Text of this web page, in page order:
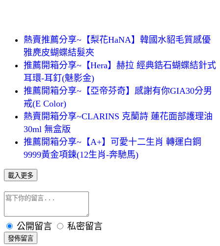
熱賣推薦分享~【梨花HaNA】韓國水貂毛質感優
雅麂皮蝴蝶結髮夾
推薦開箱分享~【Hera】赫拉 經典鋯石蝴蝶結針式
耳環-耳釘(魅影金)
推薦開箱分享~【亞帝芬奇】感謝有你GIA30分男
戒(E Color)
熱賣開箱分享~CLARINS 克蘭詩 蓮花面部護理油
30ml 無盒版
推薦開箱分享~【A+】可愛十二生肖 轉運白鋼
9999黃金項鍊(12生肖-奔馳馬)
載入更多
公開留言 私密留言
發佈留言